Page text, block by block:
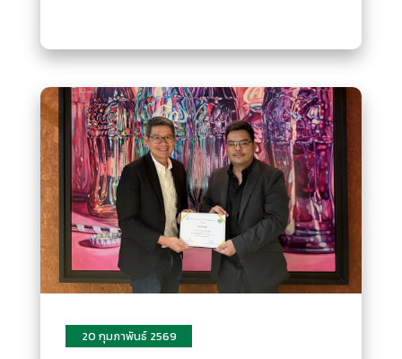
20 กุมภาพันธ์ 2569